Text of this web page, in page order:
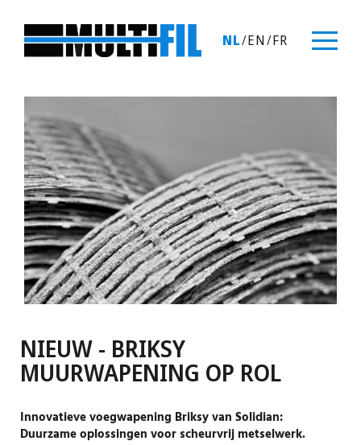
NL/EN/FR
NIEUW - BRIKSY
MUURWAPENING OP ROL
Innovatieve voegwapening Briksy van Solidian:
Duurzame oplossingen voor scheurvrij metselwerk.